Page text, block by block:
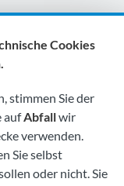
Cookies
stimmen Sie der
aufAbfallwir
verwenden.
Sie selbst
oder nicht. Sie